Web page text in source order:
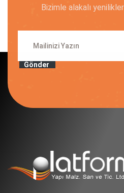
Bizimle alakalı
Gönder